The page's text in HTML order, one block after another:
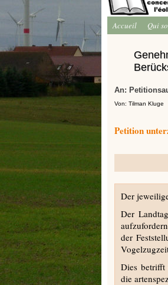
Accueil Qui
An:
Von: Tilman Kluge
Petition
Der
Der
der
Dies betrifft
die